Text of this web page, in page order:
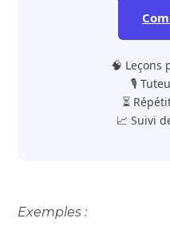
🧠 Leçons
🎙️
⏳
📈 Suivi
Exemples :